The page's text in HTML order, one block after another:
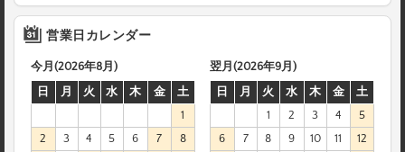
営業日カレンダー
今月(2026年8月)
日
月 火 水 木 金
土
1
2
3 4 5 6 7
8
翌月(2026年9月)
日
月 火 水 木 金
土
1
2 3 4
5
6
7 8 9 10 11
12